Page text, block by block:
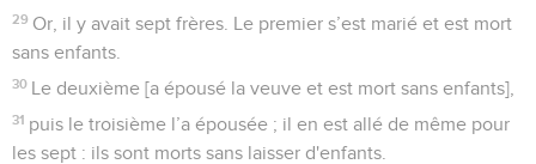
29 Or, il y avait sept frères. Le premier s’est marié et est mort
sans enfants.
30 Le deuxième [a épousé la veuve et est mort sans enfants],
31 puis le troisième l’a épousée ; il en est allé de même pour
les sept : ils sont morts sans laisser d'enfants.